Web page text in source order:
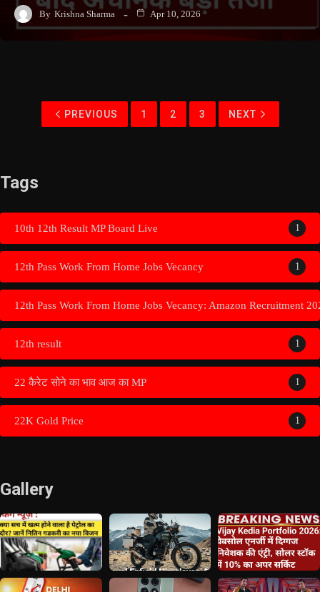
By Krishna Sharma Apr 10, 2026
PREVIOUS 1 2 3 NEXT
Tags
10th 12th Result MP Board Live 1
12th Pass Work From Home Jobs Vecancy 1
12th Pass Work From Home Jobs Vecancy: Amazon Recruitment
12th result 1
22 कैरेट सोने का भाव आज का MP 1
22K Gold Price 1
Gallery